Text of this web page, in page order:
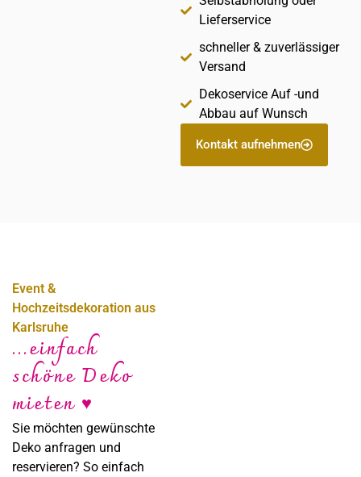
Lieferservice
schneller & zuverlässiger
Versand
Dekoservice Auf -und
Abbau auf Wunsch
Kontakt aufnehmen
Event &
Hochzeitsdekoration aus
Karlsruhe
...einfach
schöne Deko
mieten ♥
Sie möchten gewünschte
Deko anfragen und
reservieren? So einfach